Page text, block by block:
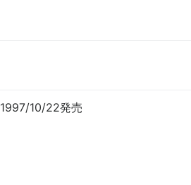
1997/10/22発売